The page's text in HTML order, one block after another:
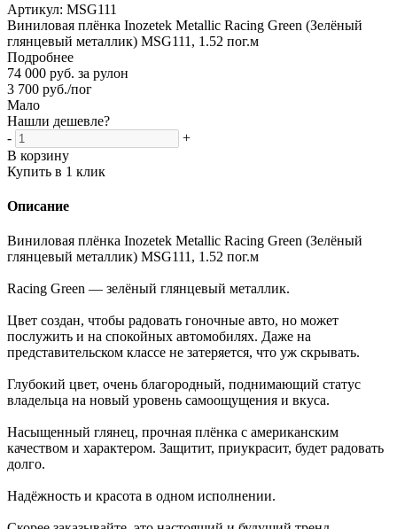
Артикул: MSG111
Виниловая плёнка Inozetek Metallic Racing Green (Зелёный
глянцевый металлик) MSG111, 1.52 пог.м
Подробнее
74 000 руб. за рулон
3 700 руб./пог
Мало
Нашли дешевле?
-
+
В корзину
Купить в 1 клик
Описание
Виниловая плёнка Inozetek Metallic Racing Green (Зелёный
глянцевый металлик) MSG111, 1.52 пог.м
Racing Green — зелёный глянцевый металлик.
Цвет создан, чтобы радовать гоночные авто, но может
послужить и на спокойных автомобилях. Даже на
представительском классе не затеряется, что уж скрывать.
Глубокий цвет, очень благородный, поднимающий статус
владельца на новый уровень самоощущения и вкуса.
Насыщенный глянец, прочная плёнка с американским
качеством и характером. Защитит, приукрасит, будет радовать
долго.
Надёжность и красота в одном исполнении.